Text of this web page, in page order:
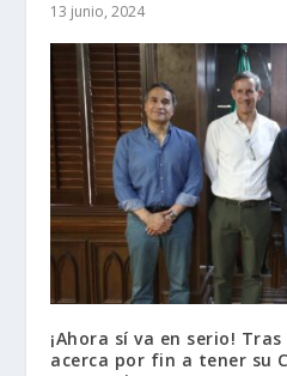
13 junio, 2024
¡Ahora sí va en serio!
acerca por fin a tener su